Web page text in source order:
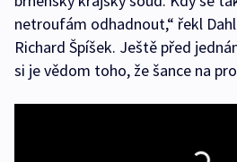
netroufám odhadnout,“ řekl
Richard Špíšek. Ještě před
si je vědom toho, že šance na